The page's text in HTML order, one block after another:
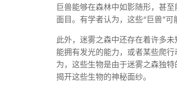
巨兽能够在森林中如影随形，甚
面目。有学者认为，这些“巨兽”
此外，迷雾之森中还存在着许多
能拥有发光的能力，或者某些爬
为，这些生物是由于迷雾之森独
揭开这些生物的神秘面纱。